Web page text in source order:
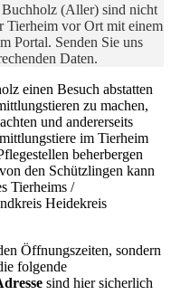
(Aller) sind nicht
Tierheim vor Ort mit einem
Portal. Senden Sie uns
Daten.
einen Besuch abstatten
zu machen,
und andererseits
im Tierheim
beherbergen
den Schützlingen kann
Tierheims /
Heidekreis
Öffnungszeiten, sondern
folgende
sind hier sicherlich